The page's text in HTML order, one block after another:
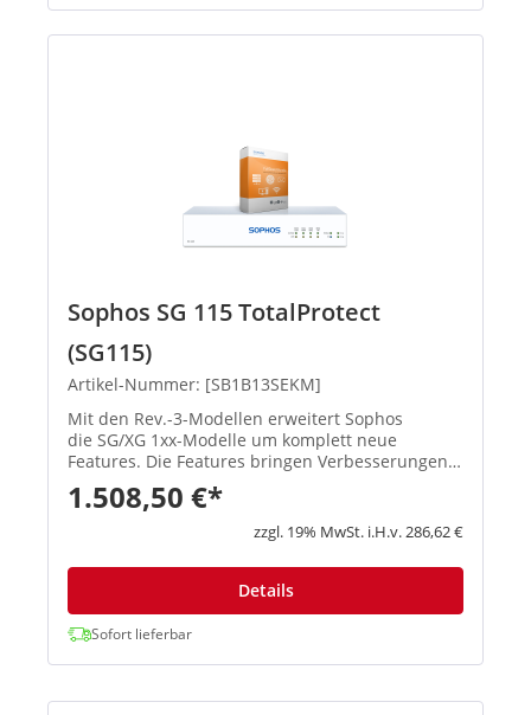
Sophos SG 115 TotalProtect
(SG115)
Artikel-Nummer: [SB1B13SEKM]
Mit den Rev.-3-Modellen erweitert Sophos
die SG/XG 1xx-Modelle um komplett neue
Features. Die Features bringen Verbesserungen
in den Schwerpunktbereichen Konnektivität,
Flexibilität, Zuverlässigkeit und Performa...
1.508,50 €*
zzgl. 19% MwSt. i.H.v. 286,62 €
Details
Sofort lieferbar